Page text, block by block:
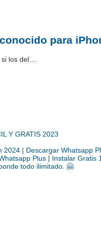
para
los del…
Y GRATIS 2023
2024 | Descargar Whatsapp
Plus | Instalar Gratis
todo ilimitado. 🤗